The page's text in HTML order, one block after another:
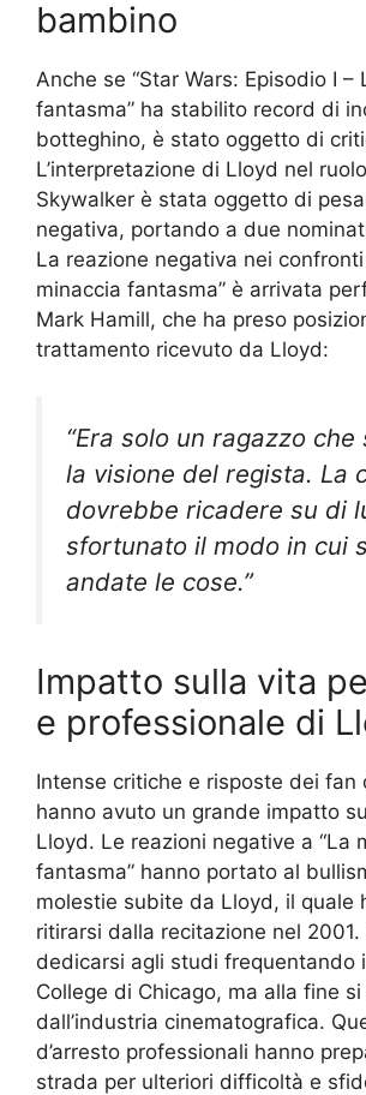
bambino
Anche se “Star Wars: Episodio I –
fantasma” ha stabilito record di
botteghino, è stato oggetto di
L’interpretazione di Lloyd nel
Skywalker è stata oggetto di
negativa, portando a due
La reazione negativa nei confronti
minaccia fantasma” è arrivata
Mark Hamill, che ha preso
trattamento ricevuto da Lloyd:
“Era solo un ragazzo che
la visione del regista. La
dovrebbe ricadere su di
sfortunato il modo in cui
andate le cose.”
Impatto sulla vita
e professionale di
Intense critiche e risposte dei fan
hanno avuto un grande impatto
Lloyd. Le reazioni negative a “La
fantasma” hanno portato al
molestie subite da Lloyd, il quale
ritirarsi dalla recitazione nel
dedicarsi agli studi frequentando
College di Chicago, ma alla fine
dall’industria cinematografica.
d’arresto professionali hanno
strada per ulteriori difficoltà e